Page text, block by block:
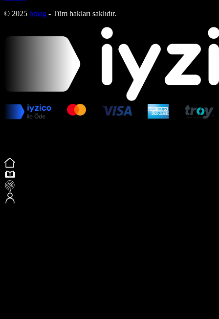
© 2025 bmag - Tüm hakları saklıdır.